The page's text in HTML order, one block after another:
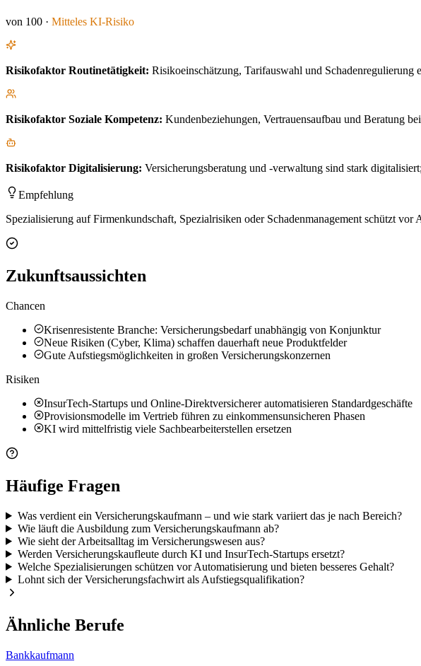
von 100 · Mitteles KI-Risiko
Risikofaktor Routinetätigkeit: Risikoeinschätzung, Tarifauswahl und Schadenregulierung
Risikofaktor Soziale Kompetenz: Kundenbeziehungen, Vertrauensaufbau und Beratung
Risikofaktor Digitalisierung: Versicherungsberatung und -verwaltung sind stark
Empfehlung
Spezialisierung auf Firmenkundschaft, Spezialrisiken oder Schadenmanagement schützt
Zukunftsaussichten
Chancen
Krisenresistente Branche: Versicherungsbedarf unabhängig von Konjunktur
Neue Risiken (Cyber, Klima) schaffen dauerhaft neue Produktfelder
Gute Aufstiegsmöglichkeiten in großen Versicherungskonzernen
Risiken
InsurTech-Startups und Online-Direktversicherer automatisieren Standardgeschäfte
Provisionsmodelle im Vertrieb führen zu einkommensunsicheren Phasen
KI wird mittelfristig viele Sachbearbeiterstellen ersetzen
Häufige Fragen
Was verdient ein Versicherungskaufmann – und wie stark variiert das je nach Bereich?
Wie läuft die Ausbildung zum Versicherungskaufmann ab?
Wie sieht der Arbeitsalltag im Versicherungswesen aus?
Werden Versicherungskaufleute durch KI und InsurTech-Startups ersetzt?
Welche Spezialisierungen schützen vor Automatisierung und bieten besseres Gehalt?
Lohnt sich der Versicherungsfachwirt als Aufstiegsqualifikation?
Ähnliche Berufe
Bankkaufmann